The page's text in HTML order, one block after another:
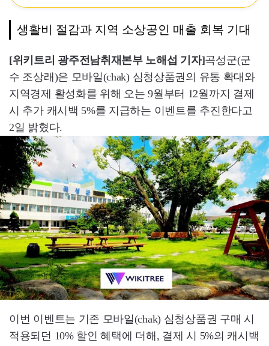
생활비 절감과 지역 소상공인 매출 회복 기대
[위키트리 광주전남취재본부 노해섭 기자]곡성군(군
수 조상래)은 모바일(chak) 심청상품권의 유통 확대와
지역경제 활성화를 위해 오는 9월부터 12월까지 결제
시 추가 캐시백 5%를 지급하는 이벤트를 추진한다고
2일 밝혔다.
이번 이벤트는 기존 모바일(chak) 심청상품권 구매 시
적용되던 10% 할인 혜택에 더해, 결제 시 5%의 캐시백